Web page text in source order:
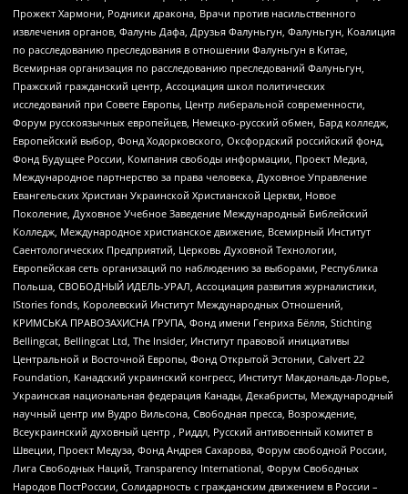
Прожект Хармони, Родники дракона, Врачи против насильственного
извлечения органов, Фалунь Дафа, Друзья Фалуньгун, Фалуньгун, Коалиция
по расследованию преследования в отношении Фалуньгун в Китае,
Всемирная организация по расследованию преследований Фалуньгун,
Пражский гражданский центр, Ассоциация школ политических
исследований при Совете Европы, Центр либеральной современности,
Форум русскоязычных европейцев, Немецко-русский обмен, Бард колледж,
Европейский выбор, Фонд Ходорковского, Оксфордский российский фонд,
Фонд Будущее России, Компания свободы информации, Проект Медиа,
Международное партнерство за права человека, Духовное Управление
Евангельских Христиан Украинской Христианской Церкви, Новое
Поколение, Духовное Учебное Заведение Международный Библейский
Колледж, Международное христианское движение, Всемирный Институт
Саентологических Предприятий, Церковь Духовной Технологии,
Европейская сеть организаций по наблюдению за выборами, Республика
Польша, СВОБОДНЫЙ ИДЕЛЬ-УРАЛ, Ассоциация развития журналистики,
IStories fonds, Королевский Институт Международных Отношений,
КРИМСЬКА ПРАВОЗАХИСНА ГРУПА, Фонд имени Генриха Бёлля, Stichting
Bellingcat, Bellingcat Ltd, The Insider, Институт правовой инициативы
Центральной и Восточной Европы, Фонд Открытой Эстонии, Calvert 22
Foundation, Канадский украинский конгресс, Институт Макдональда-Лорье,
Украинская национальная федерация Канады, Декабристы, Международный
научный центр им Вудро Вильсона, Свободная пресса, Возрождение,
Всеукраинский духовный центр , Риддл, Русский антивоенный комитет в
Швеции, Проект Медуза, Фонд Андрея Сахарова, Форум свободной России,
Лига Свободных Наций, Transparеncy International, Форум Свободных
Народов ПостРоссии, Солидарность с гражданским движением в России –